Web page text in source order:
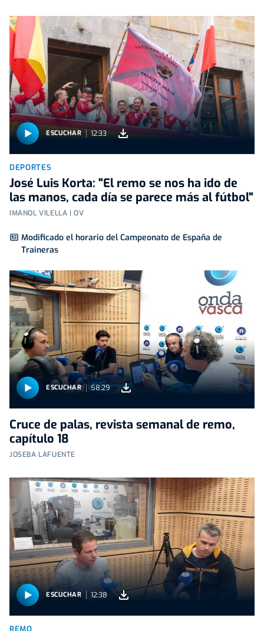
ESCUCHAR 12:33
DEPORTES
José Luis Korta: "El remo se nos ha ido de
las manos, cada día se parece más al fútbol"
IMANOL VILELLA | OV
Modificado el horario del Campeonato de España de
Traineras
ESCUCHAR 58:29
Cruce de palas, revista semanal de remo,
capítulo 18
JOSEBA LAFUENTE
ESCUCHAR 12:38
REMO